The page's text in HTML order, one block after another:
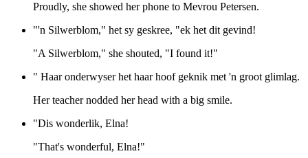
Proudly, she showed her phone to Mevrou Petersen.
"'n Silwerblom," het sy geskree, "ek het dit gevind!
"A Silwerblom," she shouted, "I found it!"
" Haar onderwyser het haar hoof geknik met 'n groot glimlag.
Her teacher nodded her head with a big smile.
"Dis wonderlik, Elna!
"That's wonderful, Elna!"